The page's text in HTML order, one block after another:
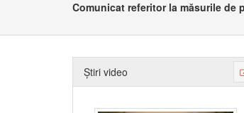
Știri video